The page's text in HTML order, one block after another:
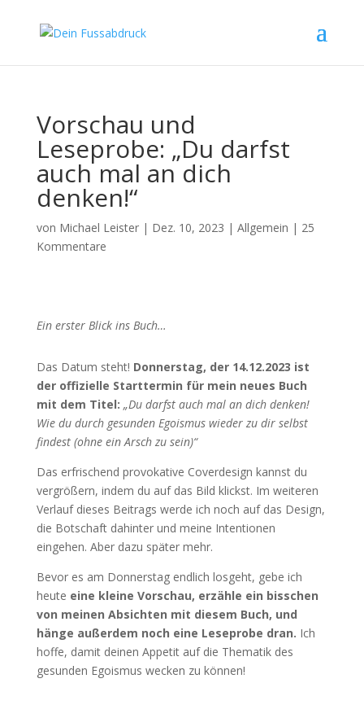
Vorschau und
Leseprobe: „Du darfst
auch mal an dich
denken!“
von Michael Leister| Dez. 10, 2023 | Allgemein | 25
Kommentare
Ein erster Blick ins Buch…
Das Datum steht! Donnerstag, der 14.12.2023 ist
der offizielle Starttermin für mein neues Buch
mit dem Titel: „Du darfst auch mal an dich denken!
Wie du durch gesunden Egoismus wieder zu dir selbst
findest (ohne ein Arsch zu sein)“
Das erfrischend provokative Coverdesign kannst du
vergrößern, indem du auf das Bild klickst. Im weiteren
Verlauf dieses Beitrags werde ich noch auf das Design,
die Botschaft dahinter und meine Intentionen
eingehen. Aber dazu später mehr.
Bevor es am Donnerstag endlich losgeht, gebe ich
heute eine kleine Vorschau, erzähle ein bisschen
von meinen Absichten mit diesem Buch, und
hänge außerdem noch eine Leseprobe dran. Ich
hoffe, damit deinen Appetit auf die Thematik des
gesunden Egoismus wecken zu können!